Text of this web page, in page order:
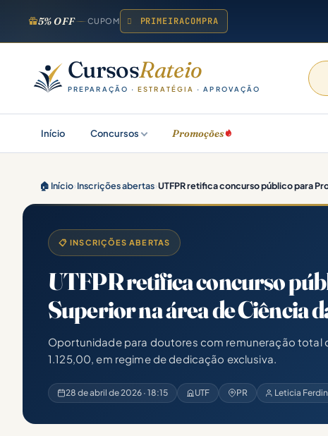
5% OFF CUPOM PRIMEIRACOMPRA
CursosRateio
PREPARAÇÃO ·ESTRATÉGIA · APROVAÇÃO
Início Concursos Promoções
🏠 Início›Inscrições abertas›UTFPR retifica concurso público para
📋 INSCRIÇÕES ABERTAS
UTFPR retifica concurso
Superior na área de Ciência
Oportunidade para doutores com remuneração total
1.125,00, em regime de dedicação exclusiva.
28 de abril de 2026 · 18:15 UTF PR Leticia